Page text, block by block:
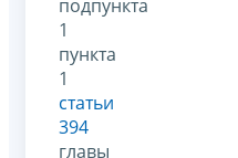
подпункта
1
пункта
1
статьи
394
главы